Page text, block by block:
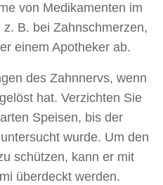
von Medikamenten im
B. bei Zahnschmerzen,
einem Apotheker ab.
des Zahnnervs, wenn
hat. Verzichten Sie
Speisen, bis der
wurde. Um den
schützen, kann er mit
überdeckt werden.